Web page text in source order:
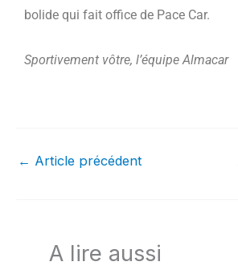
bolide qui fait office de Pace Car.
Sportivement vôtre, l’équipe Almacar
← Article précédent
A lire aussi